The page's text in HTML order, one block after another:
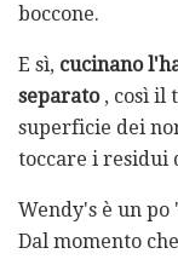
boccone.
E sì, cucinano
separato, così il
superficie dei
toccare i residui
Wendy's è un
Dal momento